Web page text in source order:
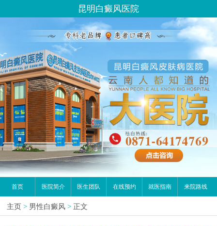
昆明白癜风医院
首页 医院简介 医生团队 在线预约 就医指南 来院路线
主页 > 男性白癜风 > 正文